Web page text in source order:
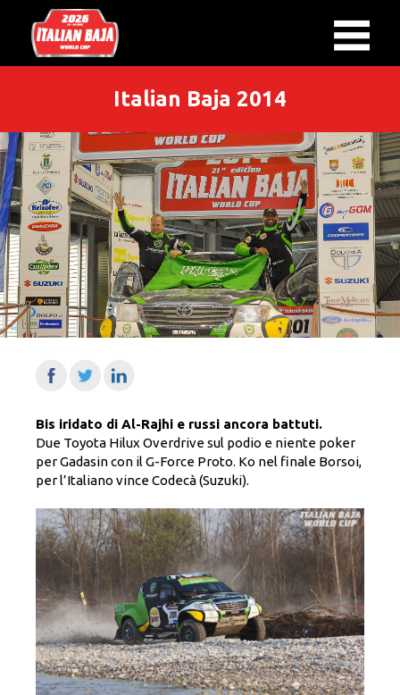
Italian Baja 2014
Bis iridato di Al-Rajhi e russi ancora battuti.
Due Toyota Hilux Overdrive sul podio e niente poker
per Gadasin con il G-Force Proto. Ko nel finale Borsoi,
per l’Italiano vince Codecà (Suzuki).